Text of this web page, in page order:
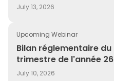
Rapport
Upcoming Webinar
Webinaires à la
July 13, 2026
Upcoming Webinar
Bilan réglementaire
trimestre de l'année 26
July 10, 2026
Bilan réglementaire du